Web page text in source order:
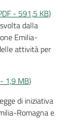
- 591,5 KB)
dalla
Emilia-
attività per
- 1,9 MB)
di iniziativa
Romagna e